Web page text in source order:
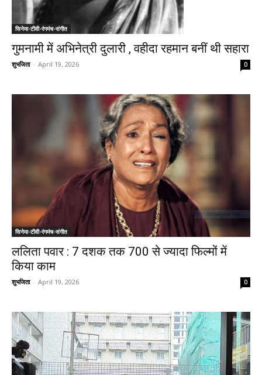
सिनेमा-टीवी-रंगमंच-संगीत
गुमनामी में अभिनेत्री दुलारी , वहीदा रहमान बनीं थी सहारा
शुभजिता - April 19, 2026 0
सिनेमा-टीवी-रंगमंच-संगीत
ललिता पवार : 7 दशक तक 700 से ज्यादा फिल्मों में
किया काम
शुभजिता - April 19, 2026 0